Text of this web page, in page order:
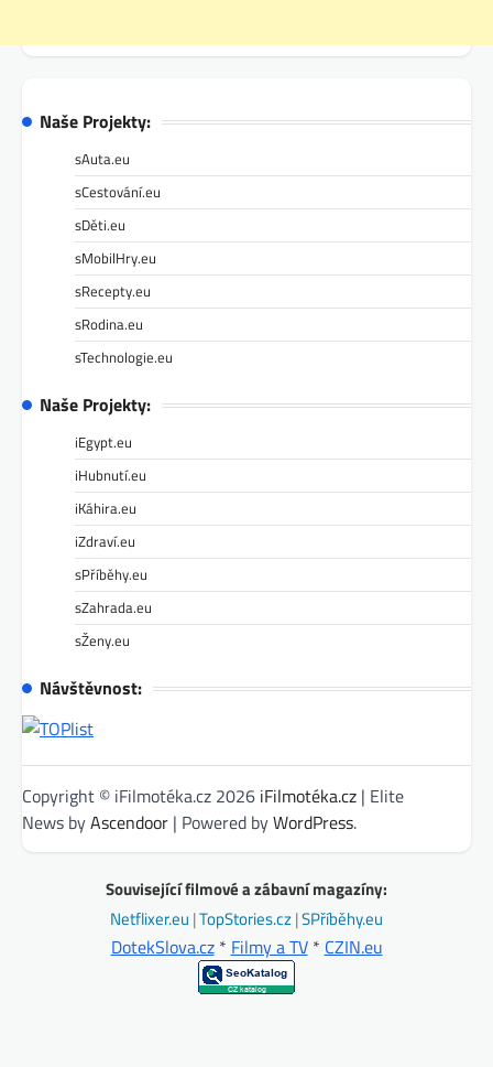
Naše Projekty:
sAuta.eu
sCestování.eu
sDěti.eu
sMobilHry.eu
sRecepty.eu
sRodina.eu
sTechnologie.eu
Naše Projekty:
iEgypt.eu
iHubnutí.eu
iKáhira.eu
iZdraví.eu
sPříběhy.eu
sZahrada.eu
sŽeny.eu
Návštěvnost:
Copyright © iFilmotéka.cz 2026 iFilmotéka.cz | Elite
News byAscendoor | Powered byWordPress.
Související filmové a zábavní magazíny:
Netflixer.eu |TopStories.cz|SPříběhy.eu
DotekSlova.cz* Filmy a TV* CZIN.eu